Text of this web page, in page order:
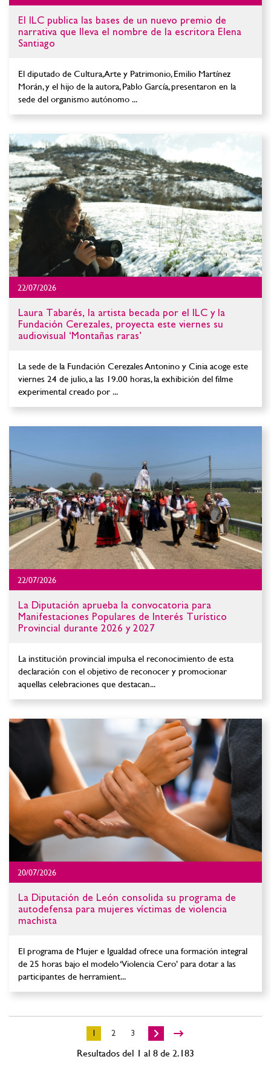
El ILC publica las bases de un nuevo premio de
narrativa que lleva el nombre de la escritora Elena
Santiago
El diputado de Cultura, Arte y Patrimonio, Emilio Martínez
Morán, y el hijo de la autora, Pablo García, presentaron en la
sede del organismo autónomo ...
22/07/2026
Laura Tabarés, la artista becada por el ILC y la
Fundación Cerezales, proyecta este viernes su
audiovisual ‘Montañas raras’
La sede de la Fundación Cerezales Antonino y Cinia acoge este
viernes 24 de julio, a las 19.00 horas, la exhibición del filme
experimental creado por ...
22/07/2026
La Diputación aprueba la convocatoria para
Manifestaciones Populares de Interés Turístico
Provincial durante 2026 y 2027
La institución provincial impulsa el reconocimiento de esta
declaración con el objetivo de reconocer y promocionar
aquellas celebraciones que destacan...
20/07/2026
La Diputación de León consolida su programa de
autodefensa para mujeres víctimas de violencia
machista
El programa de Mujer e Igualdad ofrece una formación integral
de 25 horas bajo el modelo ‘Violencia Cero’ para dotar a las
participantes de herramient...
Resultados del 1 al 8 de 2.183
2 3